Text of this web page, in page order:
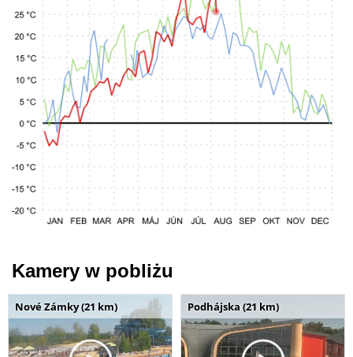
Kamery w pobliżu
Nové Zámky (21 km) Podhájska (21 km)